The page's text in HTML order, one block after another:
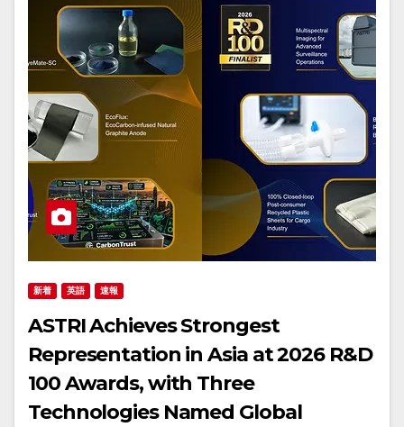
新着 英語 速報
ASTRI Achieves Strongest
Representation in Asia at 2026 R&D
100 Awards, with Three
Technologies Named Global